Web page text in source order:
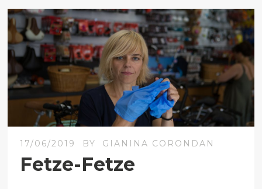
17/06/2019 BY GIANINA CORONDAN
Fetze-Fetze